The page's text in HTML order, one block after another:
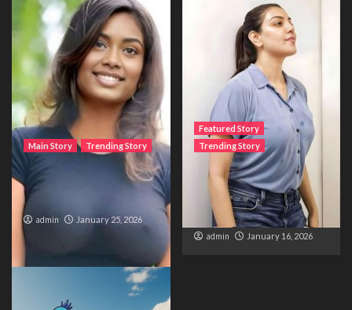
Main Story Trending Story
The Bride from the
Accident
admin January 25, 2026
Featured Story
Trending Story
The Silent Wait – A Life
Trapped Between
Distance and Duty
admin January 16, 2026